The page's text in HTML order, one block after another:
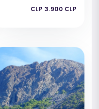
CLP 3.900 CLP